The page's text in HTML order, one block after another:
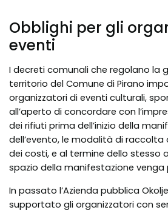
Obblighi per gli
eventi
I decreti comunali che regolano la
territorio del Comune di Pirano
organizzatori di eventi culturali,
all’aperto di concordare con
dei rifiuti prima dell’inizio della
dell’evento, le modalità di
dei costi, e al termine dello stesso
spazio della manifestazione venga
In passato l’Azienda pubblica
supportato gli organizzatori con